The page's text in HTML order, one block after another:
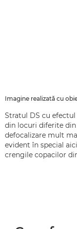
Imagine realizată cu
Stratul DS cu
din locuri diferite
defocalizare mult
evident în special
crengile copacilor